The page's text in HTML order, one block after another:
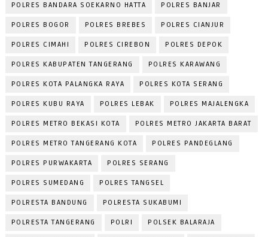
POLRES BANDARA SOEKARNO HATTA POLRES BANJAR
POLRES BOGOR POLRES BREBES POLRES CIANJUR
POLRES CIMAHI POLRES CIREBON POLRES DEPOK
POLRES KABUPATEN TANGERANG POLRES KARAWANG
POLRES KOTA PALANGKA RAYA POLRES KOTA SERANG
POLRES KUBU RAYA POLRES LEBAK POLRES MAJALENGKA
POLRES METRO BEKASI KOTA POLRES METRO JAKARTA BARAT
POLRES METRO TANGERANG KOTA POLRES PANDEGLANG
POLRES PURWAKARTA POLRES SERANG
POLRES SUMEDANG POLRES TANGSEL
POLRESTA BANDUNG POLRESTA SUKABUMI
POLRESTA TANGERANG POLRI POLSEK BALARAJA